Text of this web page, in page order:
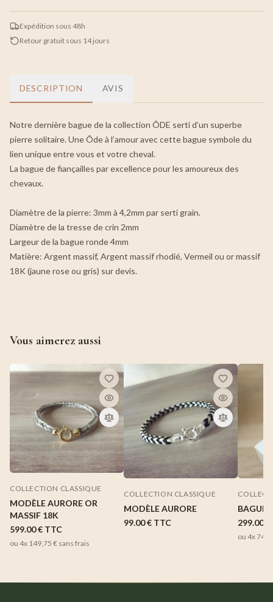
Expédition sous 48h
Retour gratuit sous 14 jours
DESCRIPTION AVIS
Notre dernière bague de la collection ÔDE serti d’un superbe
pierre solitaire. Une Ôde à l’amour avec cette bague symbole du
lien unique entre vous et votre cheval.
La bague de fiançailles par excellence pour les amoureux des
chevaux.
Diamètre de la pierre: 3mm à 4,2mm par serti grain.
Diamètre de la tresse de crin 2mm
Largeur de la bague ronde 4mm
Matière: Argent massif, Argent massif rhodié, Vermeil ou or massif
18K (jaune rose ou gris) sur devis.
Vous aimerez aussi
COLLECTION CLASSIQUE
MODÈLE AURORE OR
MASSIF 18K
599.00 € TTC
ou 4x 149,75 € sans frais
COLLECTION CLASSIQUE
MODÈLE AURORE
99.00 € TTC
BAGUE
299.00 €
ou 4x